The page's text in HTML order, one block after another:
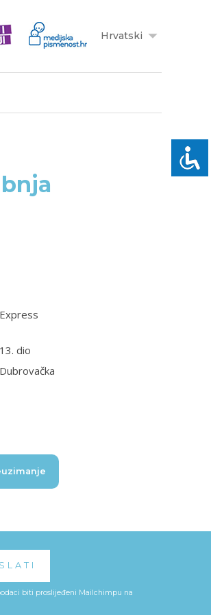
Hrvatski
dio
biti proslijeđeni Mailchimpu na